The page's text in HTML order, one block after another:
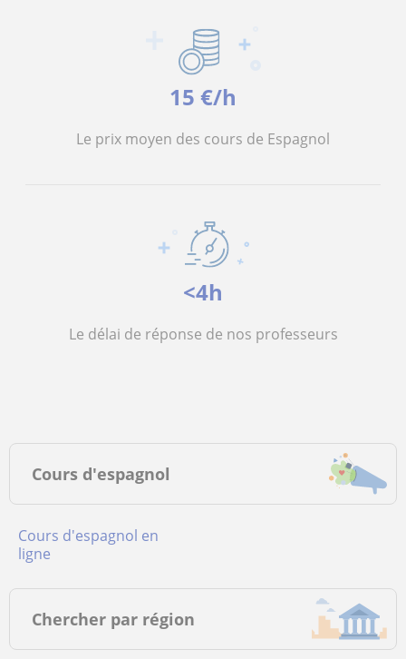
15 €/h
Le prix moyen des cours de Espagnol
<4h
Le délai de réponse de nos professeurs
Cours d'espagnol
Cours d'espagnol en
ligne
Chercher par région